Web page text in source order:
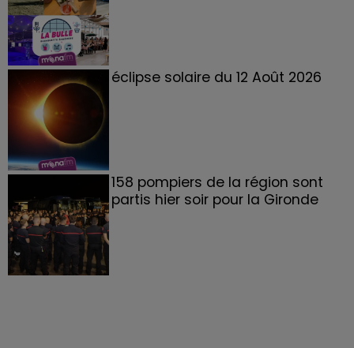
éclipse solaire du 12 Août 2026
158 pompiers de la région sont
partis hier soir pour la Gironde